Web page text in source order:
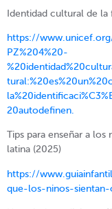
Identidad cultural de la
https://
PZ%204%20-
20autodefinen.
Tips para enseñar a
latina (2025)
https://
que-los-ninos-